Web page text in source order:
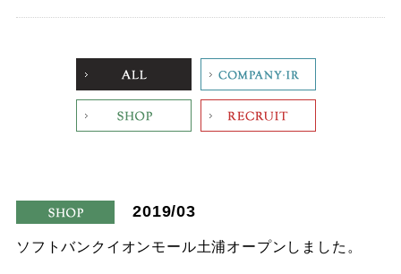
ALL Company
shop
2019/03
ソフトバンクイオンモール土浦オープンしました。